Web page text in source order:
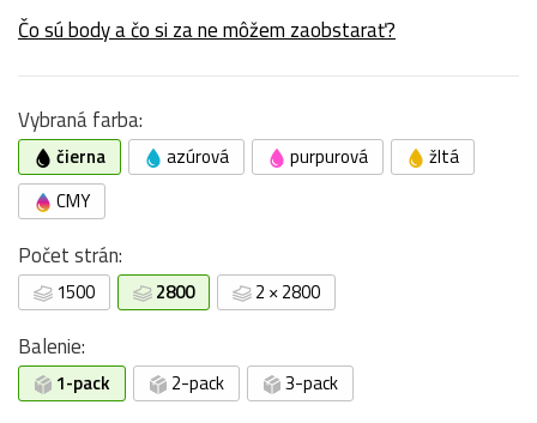
Čo sú body a čo si za ne môžem zaobstarať?
Vybraná farba:
čierna azúrová purpurová
žltá
CMY
Počet strán:
1500 2800 2 × 2800
Balenie:
1-pack 2-pack 3-pack